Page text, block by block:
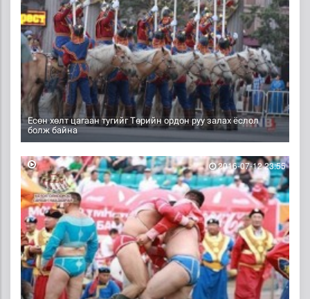
Есөн хөлт цагаан тугийг Төрийн ордон руу залах ёслол
болж байна
2016-07-12 23:55